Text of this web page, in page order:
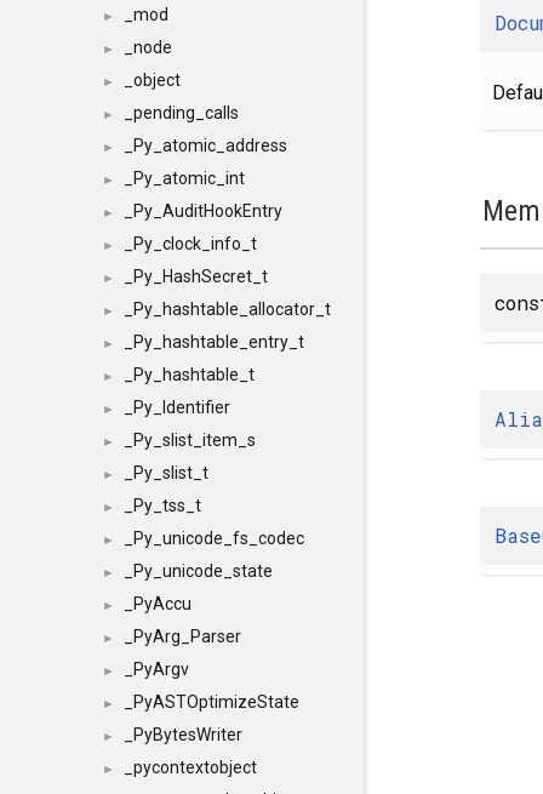
► _mod
► _node
► _object
► _pending_calls
► _Py_atomic_address
► _Py_atomic_int
► _Py_AuditHookEntry
► _Py_clock_info_t
► _Py_HashSecret_t
► _Py_hashtable_allocator_t
► _Py_hashtable_entry_t
► _Py_hashtable_t
► _Py_Identifier
► _Py_slist_item_s
► _Py_slist_t
► _Py_tss_t
► _Py_unicode_fs_codec
► _Py_unicode_state
► _PyAccu
► _PyArg_Parser
► _PyArgv
► _PyASTOptimizeState
► _PyBytesWriter
►
_pycontextobject